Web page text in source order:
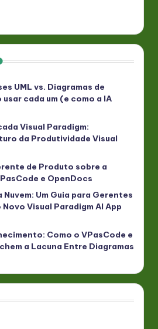
UML vs. Diagramas de
cada um (e como a IA
Visual Paradigm:
da Produtividade Visual
de Produto sobre a
e OpenDocs
Um Guia para Gerentes
Visual Paradigm AI App
Como o VPasCode e
a Lacuna Entre Diagramas